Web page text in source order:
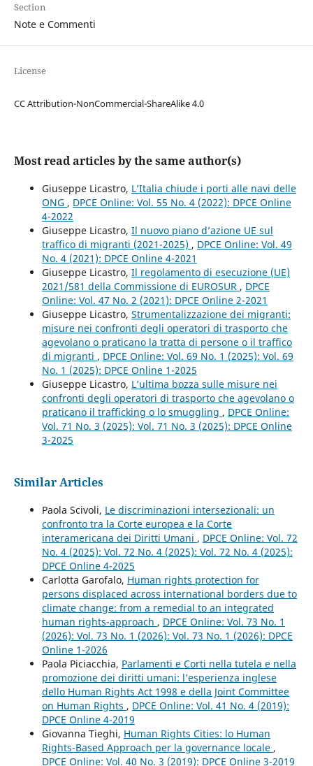
Section
Note e Commenti
License
CC Attribution-NonCommercial-ShareAlike 4.0
Most read articles by the same author(s)
Giuseppe Licastro, L’Italia chiude i porti alle navi delle
ONG , DPCE Online: Vol. 55 No. 4 (2022): DPCE Online
4-2022
Giuseppe Licastro, Il nuovo piano d’azione UE sul
traffico di migranti (2021-2025) , DPCE Online: Vol. 49
No. 4 (2021): DPCE Online 4-2021
Giuseppe Licastro, Il regolamento di esecuzione (UE)
2021/581 della Commissione di EUROSUR , DPCE
Online: Vol. 47 No. 2 (2021): DPCE Online 2-2021
Giuseppe Licastro, Strumentalizzazione dei migranti:
misure nei confronti degli operatori di trasporto che
agevolano o praticano la tratta di persone o il traffico
di migranti , DPCE Online: Vol. 69 No. 1 (2025): Vol. 69
No. 1 (2025): DPCE Online 1-2025
Giuseppe Licastro, L’ultima bozza sulle misure nei
confronti degli operatori di trasporto che agevolano o
praticano il trafficking o lo smuggling , DPCE Online:
Vol. 71 No. 3 (2025): Vol. 71 No. 3 (2025): DPCE Online
3-2025
Similar Articles
Paola Scivoli, Le discriminazioni intersezionali: un
confronto tra la Corte europea e la Corte
interamericana dei Diritti Umani , DPCE Online: Vol. 72
No. 4 (2025): Vol. 72 No. 4 (2025): Vol. 72 No. 4 (2025):
DPCE Online 4-2025
Carlotta Garofalo, Human rights protection for
persons displaced across international borders due to
climate change: from a remedial to an integrated
human rights-approach , DPCE Online: Vol. 73 No. 1
(2026): Vol. 73 No. 1 (2026): Vol. 73 No. 1 (2026): DPCE
Online 1-2026
Paola Piciacchia, Parlamenti e Corti nella tutela e nella
promozione dei diritti umani: l’esperienza inglese
dello Human Rights Act 1998 e della Joint Committee
on Human Rights , DPCE Online: Vol. 41 No. 4 (2019):
DPCE Online 4-2019
Giovanna Tieghi, Human Rights Cities: lo Human
Rights-Based Approach per la governance locale ,
DPCE Online: Vol. 40 No. 3 (2019): DPCE Online 3-2019